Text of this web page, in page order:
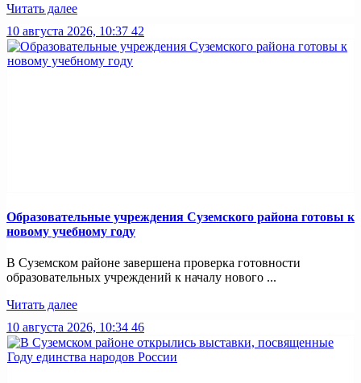
Читать далее
10 августа 2026, 10:37 42
Образовательные учреждения Суземского района готовы к
новому учебному году
В Суземском районе завершена проверка готовности
образовательных учреждений к началу нового ...
Читать далее
10 августа 2026, 10:34 46